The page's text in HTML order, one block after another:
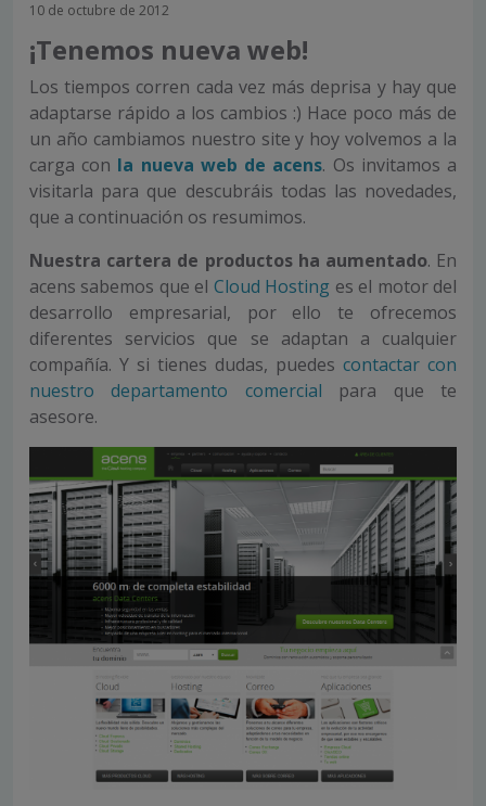
10 de octubre de 2012
¡Tenemos nueva web!
Los tiempos corren cada vez más deprisa y hay que
adaptarse rápido a los cambios :) Hace poco más de
un año cambiamos nuestro site y hoy volvemos a la
carga con la nueva web de acens. Os invitamos a
visitarla para que descubráis todas las novedades,
que a continuación os resumimos.
Nuestra cartera de productos ha aumentado. En
acens sabemos que el Cloud Hosting es el motor del
desarrollo empresarial, por ello te ofrecemos
diferentes servicios que se adaptan a cualquier
compañía. Y si tienes dudas, puedes contactar con
nuestro departamento comercial para que te
asesore.